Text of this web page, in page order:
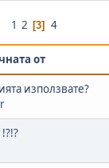
1 2 3 4
от
използвате?